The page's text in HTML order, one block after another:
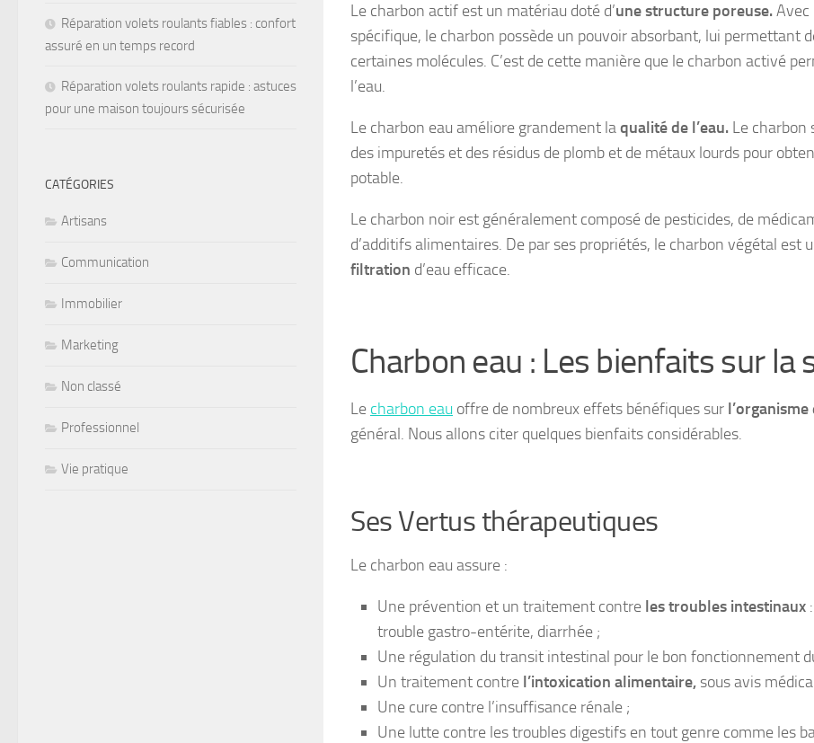
Le charbon actif est un matériau doté d’une structure poreuse.
spécifique, le charbon possède un pouvoir absorbant, lui permettant
certaines molécules. C’est de cette manière que le charbon activé
l’eau.
Le charbon eau améliore grandement laqualité de l’eau. Le charbon
des impuretés et des résidus de plomb et de métaux lourds pour
potable.
Le charbon noir est généralement composé de pesticides, de
d’additifs alimentaires. De par ses propriétés, le charbon végétal est
filtration d’eau efficace.
Charbon eau : Les bienfaits sur la
Le charbon eau offre de nombreux effets bénéfiques sur
général. Nous allons citer quelques bienfaits considérables.
Ses Vertus thérapeutiques
Le charbon eau assure :
Une prévention et un traitement contre les troubles intestinaux
trouble gastro-entérite, diarrhée ;
Une régulation du transit intestinal pour le bon fonctionnement
Un traitement contre l’intoxication alimentaire, sous avis
Une cure contre l’insuffisance rénale ;
Une lutte contre les troubles digestifs en tout genre comme les
Réparation volets roulants fiables : confort
assuré en un temps record
Réparation volets roulants rapide : astuces
pour une maison toujours sécurisée
CATÉGORIES
Artisans
Communication
Immobilier
Marketing
Non classé
Professionnel
Vie pratique